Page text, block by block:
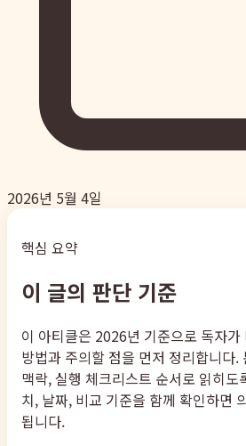
2026년 5월 4일
핵심 요약
이 글의 판단 기준
이 아티클은 2026년 기준으로 독자가
방법과 주의할 점을 먼저 정리합니다.
맥락, 실행 체크리스트 순서로 읽히도
치, 날짜, 비교 기준을 함께 확인하면
됩니다.